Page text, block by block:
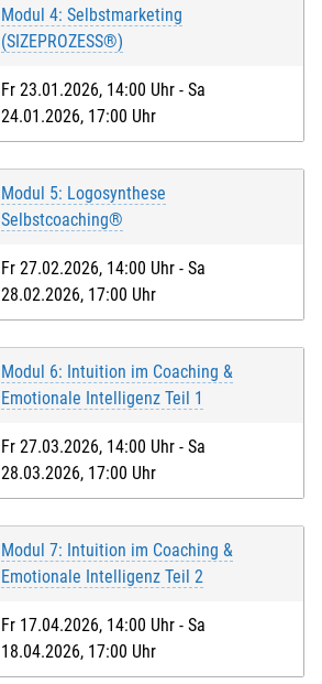
Modul 4: Selbstmarketing
(SIZEPROZESS®)
Fr 23.01.2026, 14:00 Uhr - Sa
24.01.2026, 17:00 Uhr
Modul 5: Logosynthese
Selbstcoaching®
Fr 27.02.2026, 14:00 Uhr - Sa
28.02.2026, 17:00 Uhr
Modul 6: Intuition im Coaching &
Emotionale Intelligenz Teil 1
Fr 27.03.2026, 14:00 Uhr - Sa
28.03.2026, 17:00 Uhr
Modul 7: Intuition im Coaching &
Emotionale Intelligenz Teil 2
Fr 17.04.2026, 14:00 Uhr - Sa
18.04.2026, 17:00 Uhr